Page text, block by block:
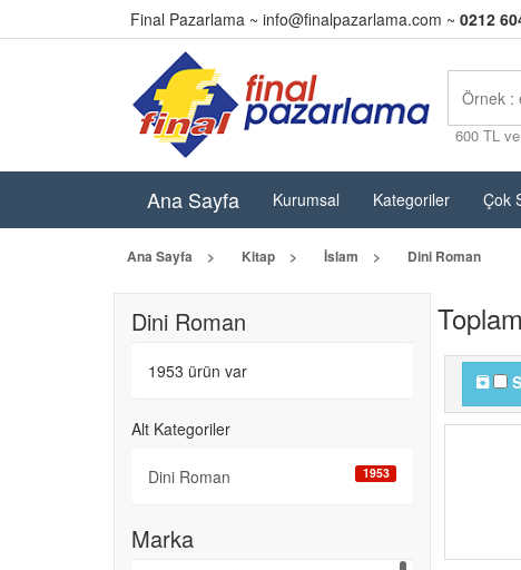
Final Pazarlama ~ info@finalpazarlama.com ~ 0212
600 TL
Ana Sayfa Kurumsal Kategoriler Çok
Ana Sayfa Kitap İslam Dini Roman
Dini Roman
1953 ürün var
Alt Kategoriler
Dini Roman 1953
Marka